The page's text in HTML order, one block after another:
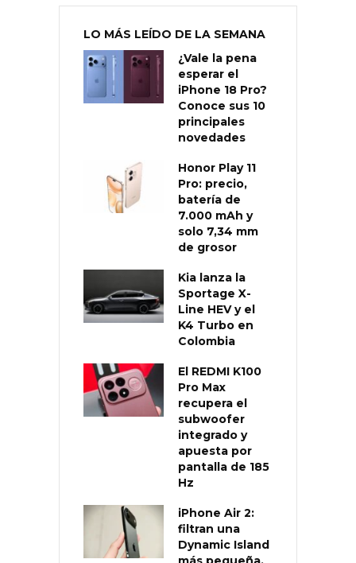
LO MÁS LEÍDO DE LA SEMANA
¿Vale la pena
esperar el
iPhone 18 Pro?
Conoce sus 10
principales
novedades
Honor Play 11
Pro: precio,
batería de
7.000 mAh y
solo 7,34 mm
de grosor
Kia lanza la
Sportage X-
Line HEV y el
K4 Turbo en
Colombia
El REDMI K100
Pro Max
recupera el
subwoofer
integrado y
apuesta por
pantalla de 185
Hz
iPhone Air 2:
filtran una
Dynamic Island